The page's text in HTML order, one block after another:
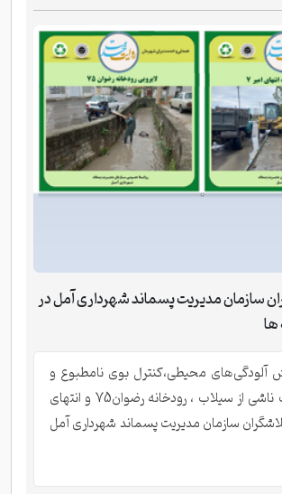
سازمان مدیریت پسماند شهرداری آمل در
ها
آلودگی‌های محیطی،کنترل بوی نامطبوع و
کاهش خطرات ناشی از سیلاب ، رودخانه رضوان75 و انتهای
تلاشگران سازمان مدیریت پسماند شهرداری آمل